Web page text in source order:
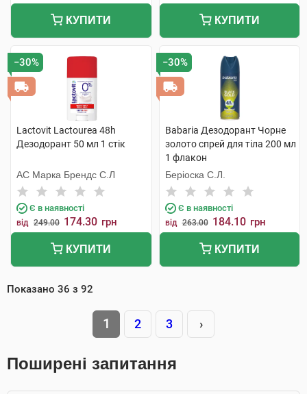
КУПИТИ КУПИТИ
−30%
Lactovit Lactourea 48h
Дезодорант 50 мл 1 стік
АС Марка Брендс С.Л
Є в наявності
від 249.00 174.30 грн
КУПИТИ
−30%
Babaria Дезодорант Чорне
золото спрей для тіла 200 мл
1 флакон
Беріоска С.Л.
Є в наявності
від 263.00 184.10 грн
КУПИТИ
Показано 36 з 92
1 2 3 ›
Поширені запитання